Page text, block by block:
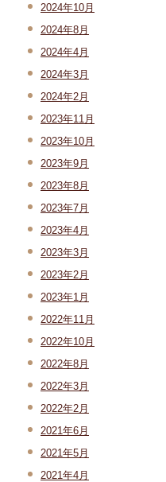
2024年10月
2024年8月
2024年4月
2024年3月
2024年2月
2023年11月
2023年10月
2023年9月
2023年8月
2023年7月
2023年4月
2023年3月
2023年2月
2023年1月
2022年11月
2022年10月
2022年8月
2022年3月
2022年2月
2021年6月
2021年5月
2021年4月